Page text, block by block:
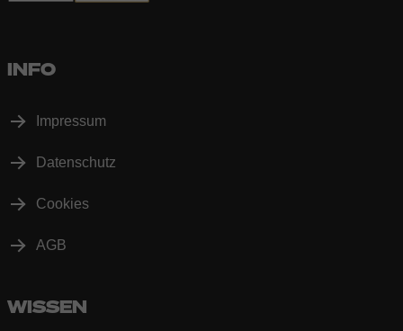
INFO
Impressum
Datenschutz
Cookies
AGB
WISSEN